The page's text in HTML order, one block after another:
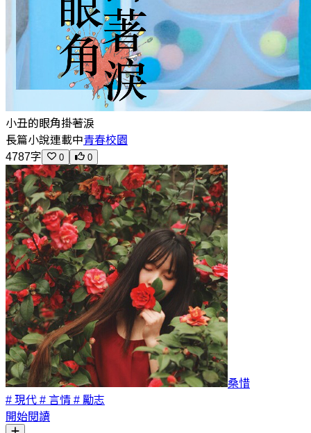
小丑的眼角掛著淚
長篇小說連載中青春校園
4787字
0 0
桑惜
# 現代 # 言情 # 勵志
開始閱讀